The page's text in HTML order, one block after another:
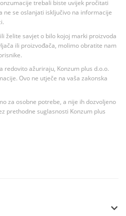
trebali biste uvijek pročitati
ne se oslanjati isključivo na informacije
želite savjet o bilo kojoj marki proizvoda
ili proizvođača, molimo obratite nam
redovito ažuriraju, Konzum plus d.o.o.
Ovo ne utječe na vaša zakonska
za osobne potrebe, a nije ih dozvoljeno
prethodne suglasnosti Konzum plus